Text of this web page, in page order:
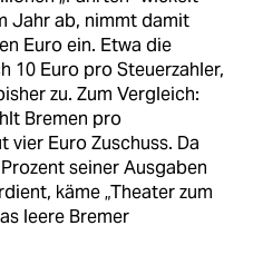
Jahr ab, nimmt damit
Euro ein. Etwa die
10 Euro pro Steuerzahler,
zu. Zum Vergleich:
Bremen pro
Euro Zuschuss. Da
seiner Ausgaben
käme „Theater zum
leere Bremer